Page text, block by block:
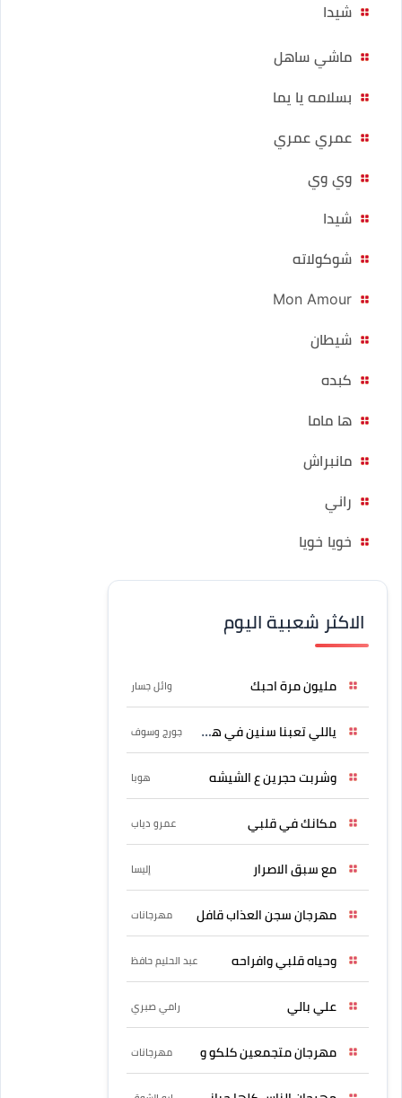
شيدا
ماشي ساهل
بسلامه يا يما
عمري عمري
وي وي
شيدا
شوكولاته
Mon Amour
شيطان
كبده
ها ماما
مانبراش
راني
خويا خويا
الاكثر شعبية اليوم
مليون مرة احبك وائل جسار
ياللي تعبنا سنين في هواه جورج وسوف
وشربت حجرين ع الشيشه هوبا
مكانك في قلبي عمرو دياب
مع سبق الاصرار إليسا
مهرجان سجن العذاب قافل مهرجانات
وحياه قلبي وافراحه عبد الحليم حافظ
علي بالي رامي صبري
مهرجان متجمعين كلكو و مهرجانات